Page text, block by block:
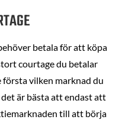
betala för att köpa
courtage du betalar
första vilken marknad du
är bästa att endast att
till att börja